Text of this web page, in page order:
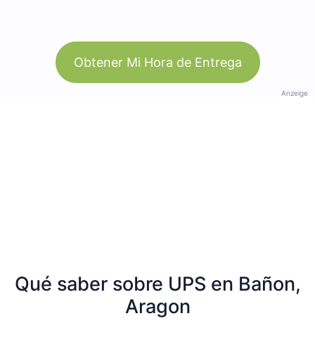
Obtener Mi Hora de Entrega
Anzeige
Qué saber sobre UPS en Bañon,
Aragon